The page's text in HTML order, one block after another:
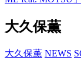
大久保薫
大久保薫 NEWS